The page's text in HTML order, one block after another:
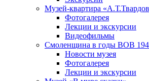
Музей-квартира
Фотогалерея
Лекции и экскурсии
Видеофильмы
Смоленщина в годы ВОВ
Новости музея
Фотогалерея
Лекции и экскурсии